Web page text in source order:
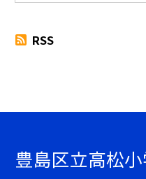
RSS
豊島区立高松